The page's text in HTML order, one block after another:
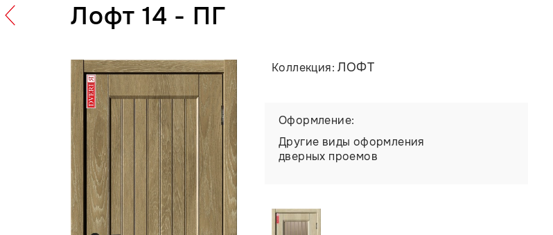
Лофт 14 - ПГ
Коллекция:ЛОФТ
Оформление:
Другие виды оформления
дверных проемов